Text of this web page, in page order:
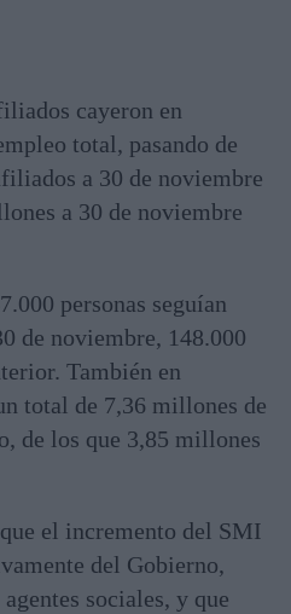
cayeron en
total, pasando de
a 30 de noviembre
a 30 de noviembre
personas seguían
de noviembre, 148.000
También en
total de 7,36 millones de
de los que 3,85 millones
el incremento del SMI
del Gobierno,
sociales, y que